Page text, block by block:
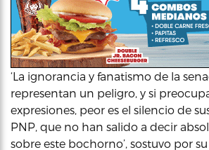
‘La ignorancia y fanatismo de la
representan un peligro, y si
expresiones, peor es el silencio de
PNP, que no han salido a decir
sobre este bochorno’, sostuvo por